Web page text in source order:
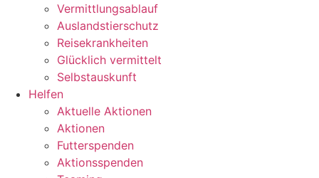
Vermittlungsablauf
Auslandstierschutz
Reisekrankheiten
Glücklich vermittelt
Selbstauskunft
Helfen
Aktuelle Aktionen
Aktionen
Futterspenden
Aktionsspenden